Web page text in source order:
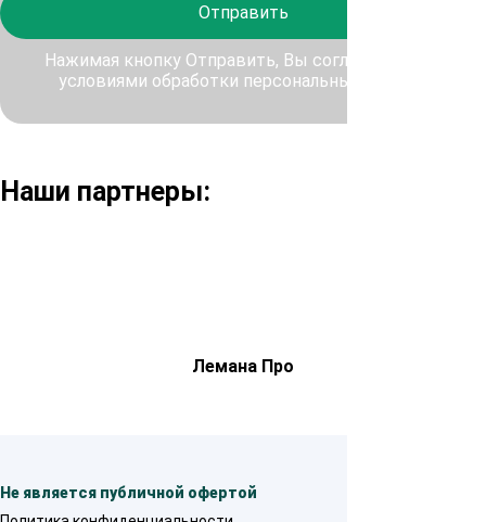
Отправить
Нажимая кнопку Отправить, Вы соглашаетесь с
условиями обработки персональных данных
Наши партнеры:
Лемана Про
Не является публичной офертой